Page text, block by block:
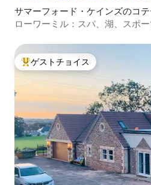
サマーフォード・ケインズのコ
ローワーミル：スパ、湖、スポ
大好評のゲストチョイスです。
ゲストチョイス